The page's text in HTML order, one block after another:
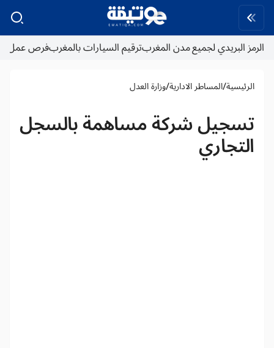
الرمز البريدي لجميع مدن المغربترقيم السيارات بالمغربفرص عمل
الرئيسية/المساطر الادارية/وزارة العدل
تسجيل شركة مساهمة بالسجل
التجاري